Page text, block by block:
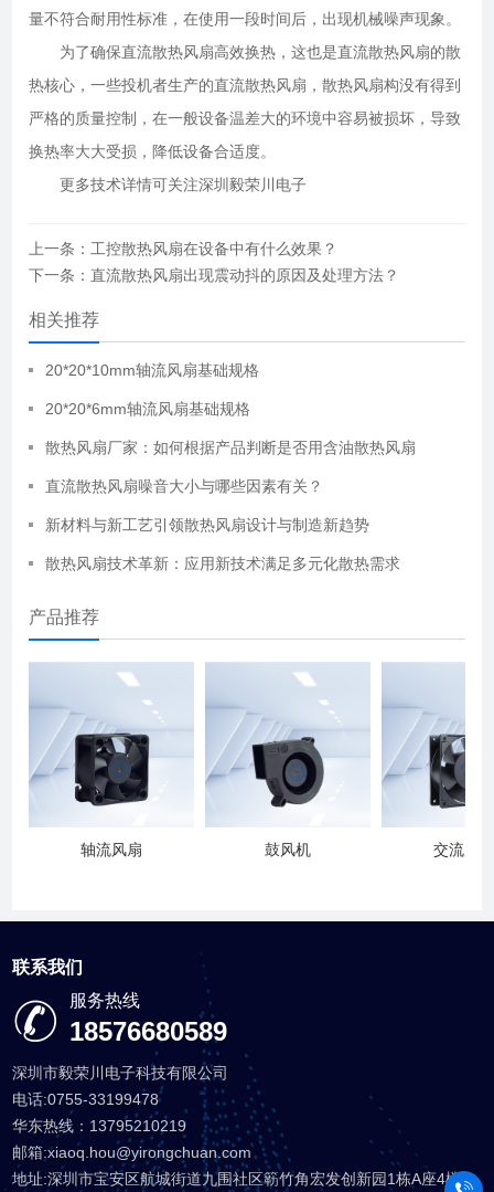
量不符合耐用性标准，在使用一段时间后，出现机械噪声现象。
为了确保直流散热风扇高效换热，这也是直流散热风扇的散
热核心，一些投机者生产的直流散热风扇，散热风扇构没有得到
严格的质量控制，在一般设备温差大的环境中容易被损坏，导致
换热率大大受损，降低设备合适度。
更多技术详情可关注深圳毅荣川电子
上一条：工控散热风扇在设备中有什么效果？
下一条：直流散热风扇出现震动抖的原因及处理方法？
相关推荐
20*20*10mm轴流风扇基础规格
20*20*6mm轴流风扇基础规格
散热风扇厂家：如何根据产品判断是否用含油散热风扇
直流散热风扇噪音大小与哪些因素有关？
新材料与新工艺引领散热风扇设计与制造新趋势
散热风扇技术革新：应用新技术满足多元化散热需求
产品推荐
轴流风扇 鼓风机 交流风
联系我们
服务热线
18576680589
深圳市毅荣川电子科技有限公司
电话:0755-33199478
华东热线：13795210219
邮箱:xiaoq.hou@yirongchuan.com
地址:深圳市宝安区航城街道九围社区簕竹角宏发创新园1栋A座4楼